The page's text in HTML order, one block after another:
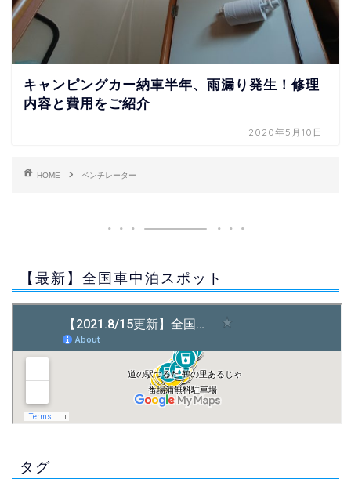
キャンピングカー納車半年、雨漏り発生！修理
内容と費用をご紹介
2020年5月10日
HOME ベンチレーター
【最新】全国車中泊スポット
タグ